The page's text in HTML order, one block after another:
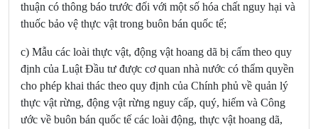
thuận có thông báo trước đối với một số hóa chất nguy hại và
thuốc bảo vệ thực vật trong buôn bán quốc tế;
c) Mẫu các loài thực vật, động vật hoang dã bị cấm theo quy
định của Luật Đầu tư được cơ quan nhà nước có thẩm quyền
cho phép khai thác theo quy định của Chính phủ về quản lý
thực vật rừng, động vật rừng nguy cấp, quý, hiếm và Công
ước về buôn bán quốc tế các loài động, thực vật hoang dã,